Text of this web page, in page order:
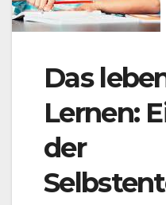
Das
Lernen:
der